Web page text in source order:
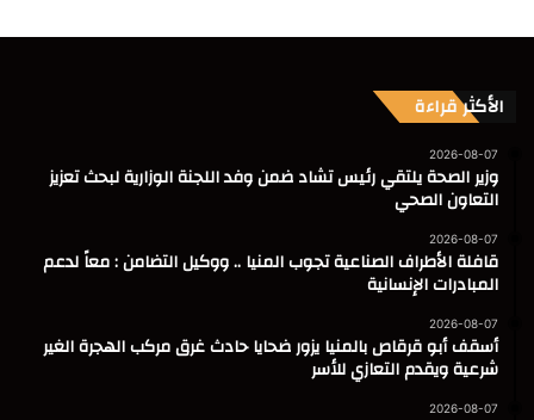
الأكثر قراءة
2026-08-07
وزير الصحة يلتقي رئيس تشاد ضمن وفد اللجنة الوزارية لبحث تعزيز
التعاون الصحي
2026-08-07
قافلة الأطراف الصناعية تجوب المنيا .. ووكيل التضامن : معاً لدعم
المبادرات الإنسانية
2026-08-07
أسقف أبو قرقاص بالمنيا يزور ضحايا حادث غرق مركب الهجرة الغير
شرعية ويقدم التعازي للأسر
2026-08-07